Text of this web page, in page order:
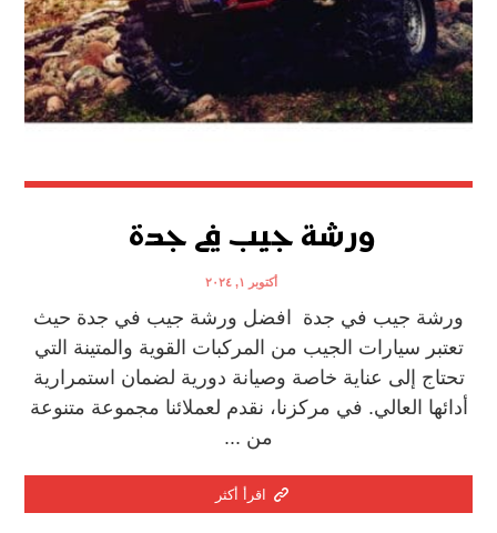
ورشة جيب في جدة
أكتوبر ١, ٢٠٢٤
ورشة جيب في جدة افضل ورشة جيب في جدة حيث
تعتبر سيارات الجيب من المركبات القوية والمتينة التي
تحتاج إلى عناية خاصة وصيانة دورية لضمان استمرارية
أدائها العالي. في مركزنا، نقدم لعملائنا مجموعة متنوعة
من ...
اقرأ أكثر